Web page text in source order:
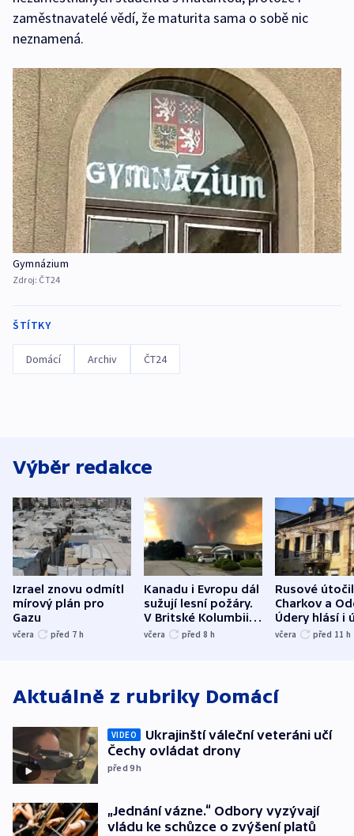
zaměstnavatelé vědí, že maturita sama o sobě nic
neznamená.
Gymnázium
Zdroj: ČT24
ŠTÍTKY
Domácí Archiv ČT24
Výběr redakce
Izrael znovu odmítl
mírový plán pro
Gazu
včera před 7 h
Kanadu i Evropu dál
sužují lesní požáry.
V Britské Kolumbii
evakuovali tisíce lidí
včera před 8 h
Rusové
Charkov a
Údery hlásí i
Bělgorodu
včera před 11 h
Aktuálně z rubriky Domácí
VIDEO
Ukrajinští váleční veteráni učí
Čechy ovládat drony
před 9h
„Jednání vázne.“ Odbory vyzývají
vládu ke schůzce o zvýšení platů